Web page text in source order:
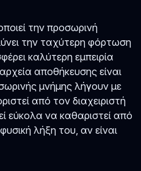
την προσωρινή
την ταχύτερη φόρτωση
καλύτερη εμπειρία
αποθήκευσης είναι
μνήμης λήγουν με
από τον διαχειριστή
εύκολα να καθαριστεί από
λήξη του, αν είναι